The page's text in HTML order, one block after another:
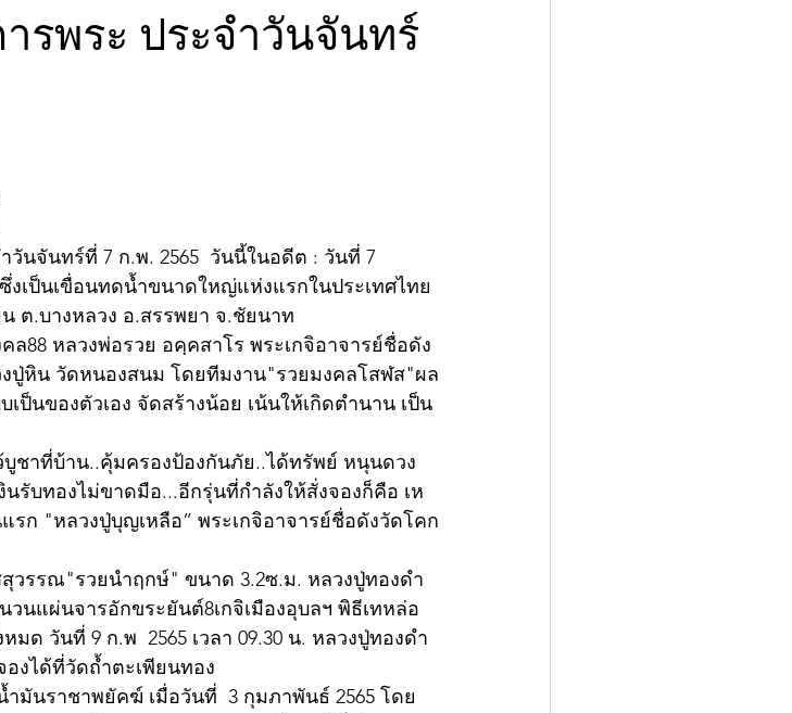
รพระ ประจำวันจันทร์
นจันทร์ที่ 7 ก.พ. 2565  วันนี้ในอดีต : วันที่ 7
งเป็นเขื่อนทดน้ำขนาดใหญ่แห่งแรกในประเทศไทย
ต.บางหลวง อ.สรรพยา จ.ชัยนาท
88 หลวงพ่อรวย อคฺคสาโร พระเกจิอาจารย์ชื่อดัง
ปู่หิน วัดหนองสนม โดยทีมงาน"รวยมงคลโสฬส"ผล
ป็นของตัวเอง จัดสร้างน้อย เน้นให้เกิดตำนาน เป็น
ชาที่บ้าน..คุ้มครองป้องกันภัย..ได้ทรัพย์ หนุนดวง
รับทองไม่ขาดมือ...อีกรุ่นที่กำลังให้สั่งจองก็คือ เห
ก "หลวงปู่บุญเหลือ” พระเกจิอาจารย์ชื่อดังวัดโคก
สุวรรณ"รวยนำฤกษ์" ขนาด 3.2ซ.ม. หลวงปู่ทองดำ
นแผ่นจารอักขระยันต์8เกจิเมืองอุบลฯ พิธีเทหล่อ
ด วันที่ 9 ก.พ  2565 เวลา 09.30 น. หลวงปู่ทองดำ
องได้ที่วัดถ้ำตะเพียนทอง
มันราชาพยัคฆ์ เมื่อวันที่  3 กุมภาพันธ์ 2565 โดย